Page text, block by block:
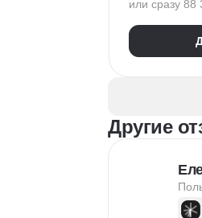
Машинное
Нейронные
Pandas
Очистка
Извлечение
или сразу 88
Другие